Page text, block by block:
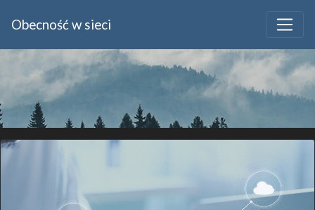
Obecność w sieci